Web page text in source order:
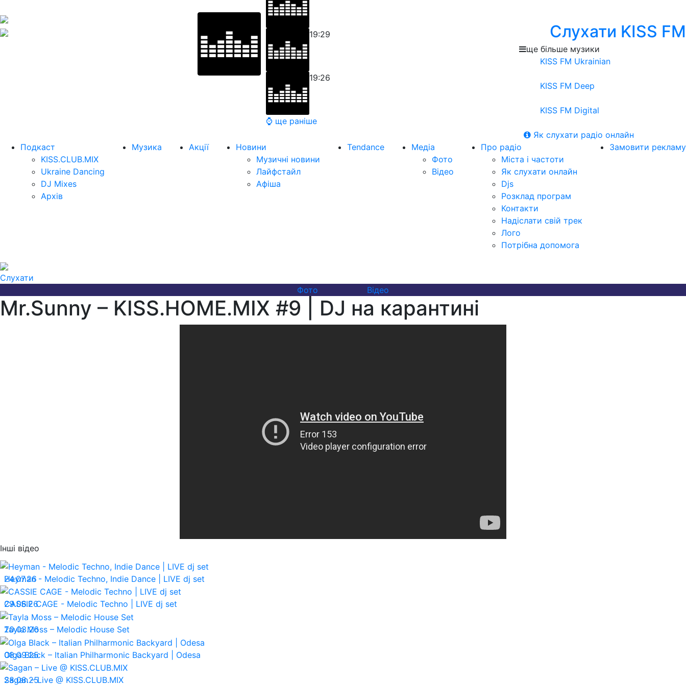
19:29
19:26
⌚ ще раніше
Слухати KISS FM
ще більше музики
KISS FM Ukrainian
KISS FM Deep
KISS FM Digital
Як слухати радіо онлайн
Подкаст
KISS.CLUB.MIX
Ukraine Dancing
DJ Mixes
Архів
Музика Акції
Новини
Музичні новини
Лайфстайл
Афіша
Tendance
Медіа
Фото
Відео
Про радіо
Міста і частоти
Як слухати онлайн
Djs
Розклад програм
Контакти
Надіслати свій трек
Лого
Потрібна допомога
Замовити рекламу
Слухати
Фото
Відео
Mr.Sunny – KISS.HOME.MIX #9 | DJ на карантині
Інші відео
24.07.26
Heyman - Melodic Techno, Indie Dance | LIVE dj set
29.06.26
CASSIE CAGE - Melodic Techno | LIVE dj set
20.03.26
Tayla Moss – Melodic House Set
08.09.25
Olga Black – Italian Philharmonic Backyard | Odesa
28.08.25
Sagan – Live @ KISS.CLUB.MIX